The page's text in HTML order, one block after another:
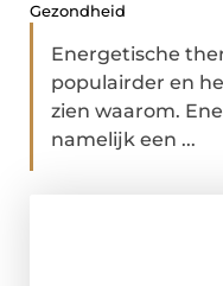
Gezondheid
Energetische
populairder en
zien waarom.
namelijk een ...